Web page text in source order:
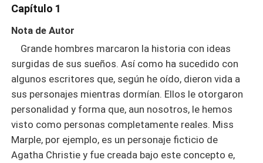
Capítulo 1
Nota de Autor
Grande hombres marcaron la historia con ideas
surgidas de sus sueños. Así como ha sucedido con
algunos escritores que, según he oído, dieron vida a
sus personajes mientras dormían. Ellos le otorgaron
personalidad y forma que, aun nosotros, le hemos
visto como personas completamente reales. Miss
Marple, por ejemplo, es un personaje ficticio de
Agatha Christie y fue creada bajo este concepto e,